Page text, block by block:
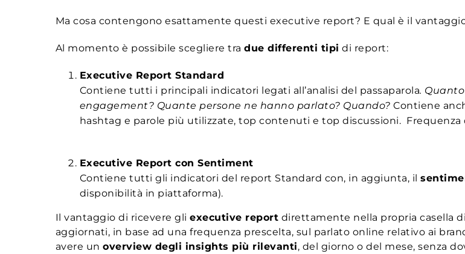
Ma cosa contengono esattamente questi executive report? E qual è il
Al momento è possibile scegliere tradue differenti tipi di report:
Executive Report Standard
Contiene tutti i principali indicatori legati all’analisi del passaparola.
engagement? Quante persone ne hanno parlato? Quando?Contiene
hashtag e parole più utilizzate, top contenuti e top discussioni. Frequenza
Executive Report con Sentiment
Contiene tutti gli indicatori del report Standard con, in aggiunta, il
disponibilità in piattaforma).
Il vantaggio di ricevere gliexecutive report direttamente nella propria casella
aggiornati, in base ad una frequenza prescelta, sul parlato online relativo ai
avere unoverview degli insights più rilevanti, del giorno o del mese, senza